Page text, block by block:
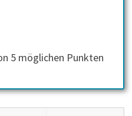
5 möglichen Punkten